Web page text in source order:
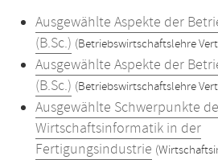
Ausgewählte Aspekte der
(B.Sc.) (Betriebswirtschaftslehre
Ausgewählte Aspekte der
(B.Sc.) (Betriebswirtschaftslehre
Ausgewählte Schwerpunkte
Wirtschaftsinformatik in der
Fertigungsindustrie